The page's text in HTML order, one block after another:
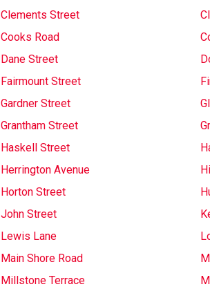
Clements Street
Cooks Road
Dane Street
Fairmount Street
Gardner Street
Grantham Street
Haskell Street
Herrington Avenue
Horton Street
John Street
Lewis Lane
Main Shore Road
Millstone Terrace